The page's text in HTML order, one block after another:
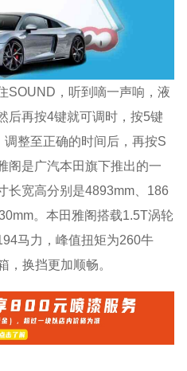
SOUND，听到嘀一声响，液
后再按4键就可调时，按5键
整至正确的时间后，再按S
阁是广汽本田旗下推出的一
长宽高分别是4893mm、186
。本田雅阁搭载1.5T涡轮
马力，峰值扭矩为260牛
，换挡更加顺畅。